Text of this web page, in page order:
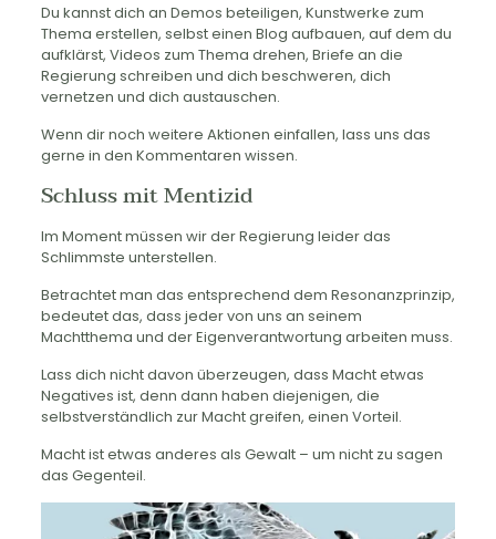
Du kannst dich an Demos beteiligen, Kunstwerke zum
Thema erstellen, selbst einen Blog aufbauen, auf dem du
aufklärst, Videos zum Thema drehen, Briefe an die
Regierung schreiben und dich beschweren, dich
vernetzen und dich austauschen.
Wenn dir noch weitere Aktionen einfallen, lass uns das
gerne in den Kommentaren wissen.
Schluss mit Mentizid
Im Moment müssen wir der Regierung leider das
Schlimmste unterstellen.
Betrachtet man das entsprechend dem Resonanzprinzip,
bedeutet das, dass jeder von uns an seinem
Machtthema und der Eigenverantwortung arbeiten muss.
Lass dich nicht davon überzeugen, dass Macht etwas
Negatives ist, denn dann haben diejenigen, die
selbstverständlich zur Macht greifen, einen Vorteil.
Macht ist etwas anderes als Gewalt – um nicht zu sagen
das Gegenteil.